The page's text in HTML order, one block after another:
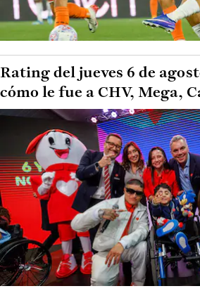
Rating del jueves 6 de
cómo le fue a CHV, Mega,